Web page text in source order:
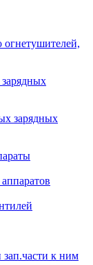
зарядных
к ним